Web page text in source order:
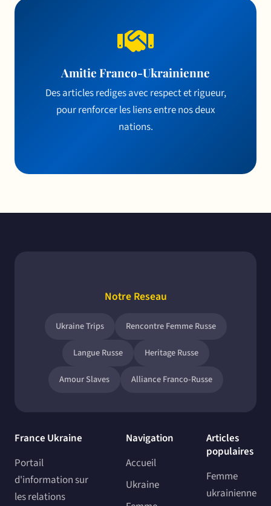
Amitie Franco-Ukrainienne
Des articles rediges avec respect et rigueur,
pour renforcer les liens entre nos deux
nations.
Notre Reseau
Ukraine Trips Rencontre Femme Russe
Langue Russe Heritage Russe
Amour Slaves Alliance Franco-Russe
France Ukraine
Portail
d'information sur
les relations
Navigation
Accueil
Ukraine
Articles
populaires
Femme
ukrainienne